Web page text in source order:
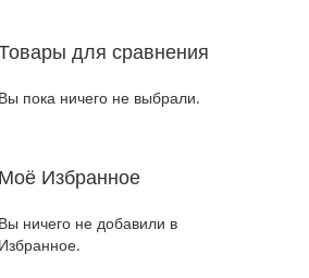
для сравнения
Вы пока ничего не выбрали.
Моё Избранное
Вы ничего не добавили в
Избранное.